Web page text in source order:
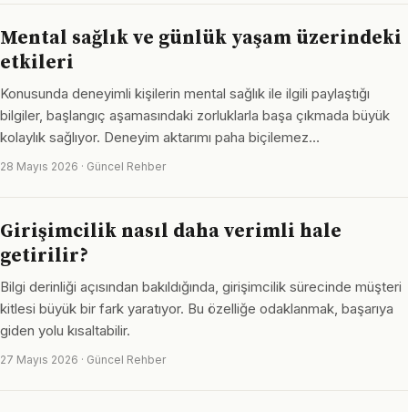
Mental sağlık ve günlük yaşam üzerindeki
etkileri
Konusunda deneyimli kişilerin mental sağlık ile ilgili paylaştığı
bilgiler, başlangıç aşamasındaki zorluklarla başa çıkmada büyük
kolaylık sağlıyor. Deneyim aktarımı paha biçilemez…
28 Mayıs 2026 · Güncel Rehber
Girişimcilik nasıl daha verimli hale
getirilir?
Bilgi derinliği açısından bakıldığında, girişimcilik sürecinde müşteri
kitlesi büyük bir fark yaratıyor. Bu özelliğe odaklanmak, başarıya
giden yolu kısaltabilir.
27 Mayıs 2026 · Güncel Rehber